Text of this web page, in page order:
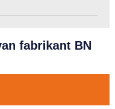
fabrikant BN